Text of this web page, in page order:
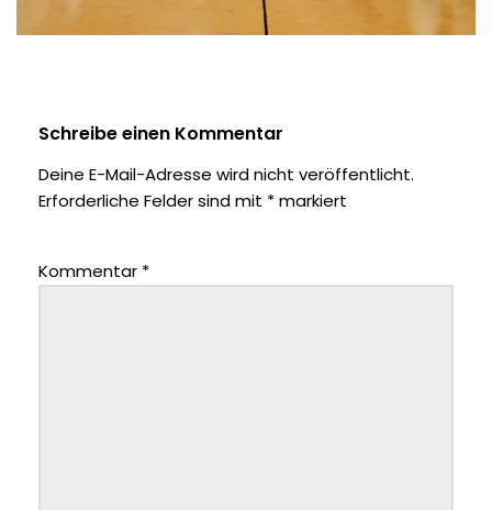
Schreibe einen Kommentar
Deine E-Mail-Adresse wird nicht veröffentlicht.
Erforderliche Felder sind mit *markiert
Kommentar *